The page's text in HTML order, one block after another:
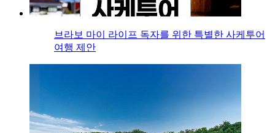
브라보 마이 라이프 독자를 위한 특별한 사케투어
여행 제안